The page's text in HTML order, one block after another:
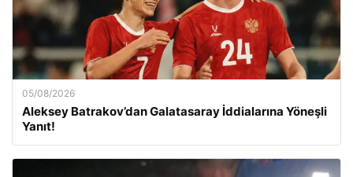
05/08/2026
Aleksey Batrakov’dan Galatasaray İddialarına Yöneşli
Yanıt!